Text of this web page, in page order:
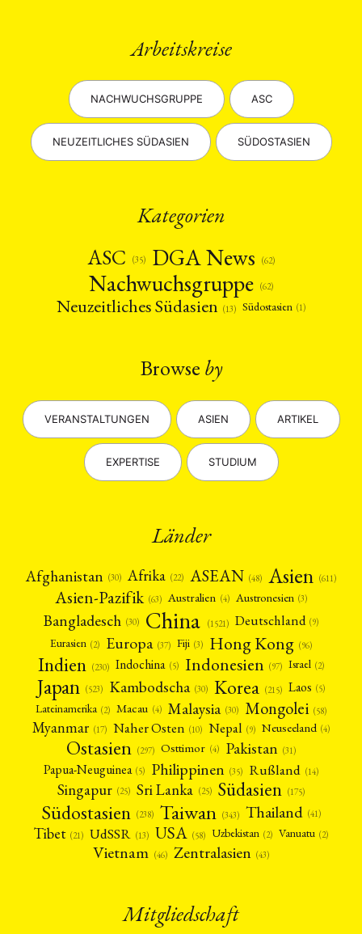
Arbeitskreise
NACHWUCHSGRUPPE ASC
NEUZEITLICHES SÜDASIEN SÜDOSTASIEN
Kategorien
ASC
(35) DGA News (62)
Nachwuchsgruppe (62)
Neuzeitliches Südasien (13) Südostasien (1)
Browse by
VERANSTALTUNGEN ASIEN ARTIKEL
EXPERTISE STUDIUM
Länder
Afghanistan (30) Afrika (22) ASEAN (48) Asien (611)
Asien-Pazifik (63) Australien (4) Austronesien (3)
Bangladesch (30) China (1521) Deutschland (9)
Eurasien (2) Europa (37) Fiji (3) Hong Kong (96)
Indien (230) Indochina (5) Indonesien (97) Israel (2)
Japan (523) Kambodscha (30) Korea (215) Laos (5)
Lateinamerika (2) Macau (4) Malaysia (30) Mongolei (58)
Myanmar (17) Naher Osten (10) Nepal (9) Neuseeland (4)
Ostasien (297) Osttimor (4) Pakistan (31)
Papua-Neuguinea (5) Philippinen (35) Rußland (14)
Singapur (25) Sri Lanka (25) Südasien (175)
Südostasien (238) Taiwan (343) Thailand (41)
Tibet (21) UdSSR (13) USA (58) Uzbekistan (2) Vanuatu (2)
Vietnam (46) Zentralasien (43)
Mitgliedschaft